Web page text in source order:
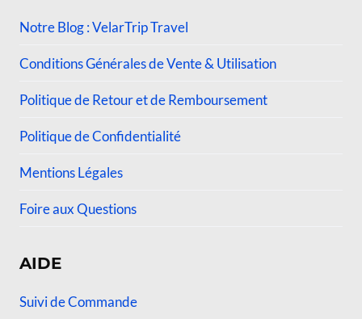
Notre Blog : VelarTrip Travel
Conditions Générales de Vente & Utilisation
Politique de Retour et de Remboursement
Politique de Confidentialité
Mentions Légales
Foire aux Questions
AIDE
Suivi de Commande